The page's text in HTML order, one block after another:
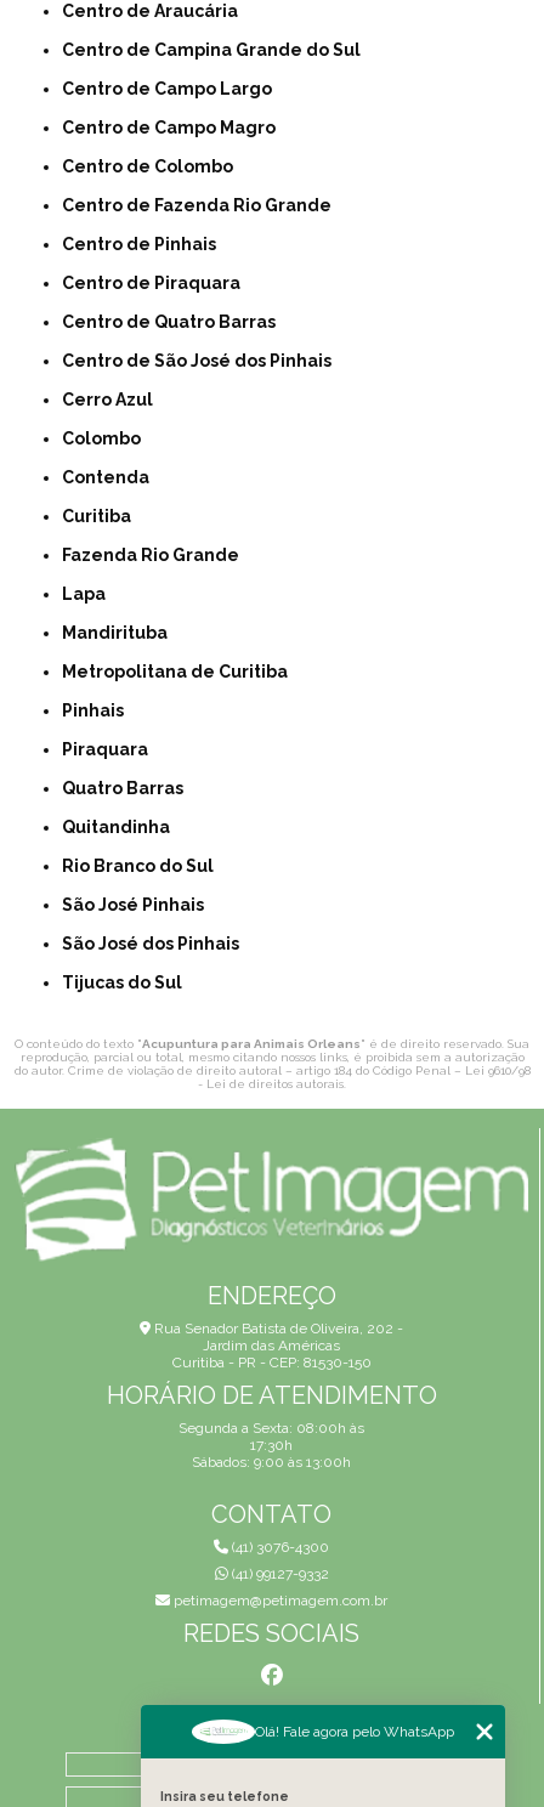
Centro de Araucária
Centro de Campina Grande do Sul
Centro de Campo Largo
Centro de Campo Magro
Centro de Colombo
Centro de Fazenda Rio Grande
Centro de Pinhais
Centro de Piraquara
Centro de Quatro Barras
Centro de São José dos Pinhais
Cerro Azul
Colombo
Contenda
Curitiba
Fazenda Rio Grande
Lapa
Mandirituba
Metropolitana de Curitiba
Pinhais
Piraquara
Quatro Barras
Quitandinha
Rio Branco do Sul
São José Pinhais
São José dos Pinhais
Tijucas do Sul
O conteúdo do texto "Acupuntura para Animais Orleans" é de direito reservado. Sua
reprodução, parcial ou total, mesmo citando nossos links, é proibida sem a autorização
do autor. Crime de violação de direito autoral – artigo 184 do Código Penal – Lei 9610/98
- Lei de direitos autorais
ENDEREÇO
Rua Senador Batista de Oliveira, 202 -
Jardim das Américas
Curitiba - PR - CEP: 81530-150
HORÁRIO DE ATENDIMENTO
Segunda a Sexta: 08:00h às
17:30h
Sábados: 9:00 às 13:00h
CONTATO
(41) 3076-4300
(41) 99127-9332
petimagem@petimagem.com.br
REDES SOCIAIS
MENU
HOME
QUEM SOMOS
Olá! Fale agora pelo WhatsApp
Insira seu telefone